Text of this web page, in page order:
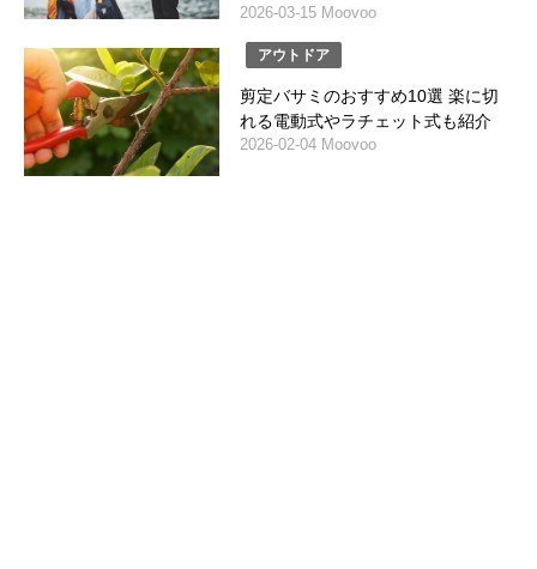
2026-03-15 Moovoo
アウトドア
剪定バサミのおすすめ10選 楽に切
れる電動式やラチェット式も紹介
2026-02-04 Moovoo